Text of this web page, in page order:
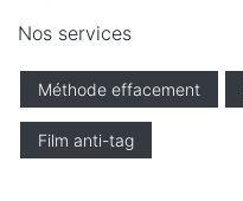
Nos services
Méthode effacement
Film anti-tag